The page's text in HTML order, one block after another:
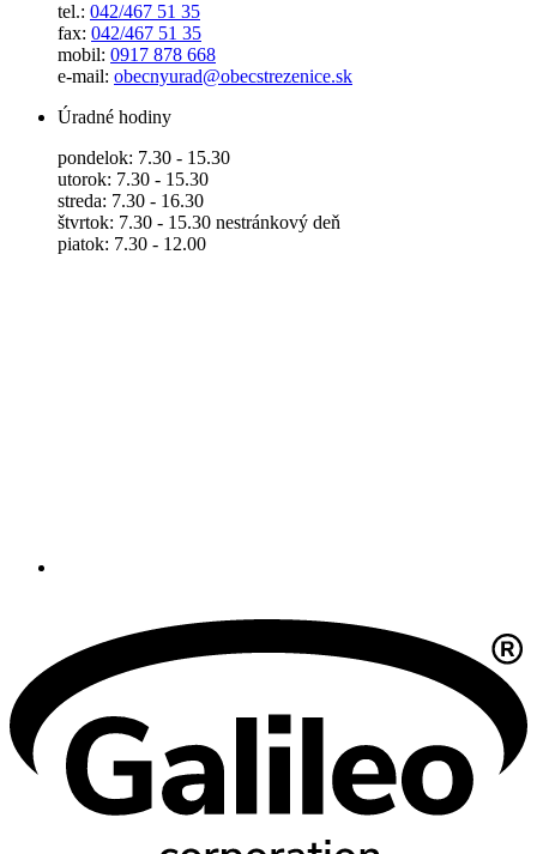
tel.: 042/467 51 35
fax: 042/467 51 35
mobil: 0917 878 668
e-mail: obecnyurad@obecstrezenice.sk
Úradné hodiny
pondelok: 7.30 - 15.30
utorok: 7.30 - 15.30
streda: 7.30 - 16.30
štvrtok: 7.30 - 15.30 nestránkový deň
piatok: 7.30 - 12.00